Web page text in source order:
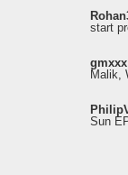
start
gmxxx
Malik,
Sun